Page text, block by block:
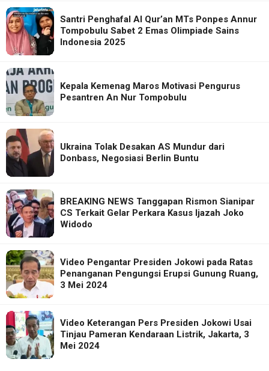
Santri Penghafal Al Qur’an MTs Ponpes Annur
Tompobulu Sabet 2 Emas Olimpiade Sains
Indonesia 2025
Kepala Kemenag Maros Motivasi Pengurus
Pesantren An Nur Tompobulu
Ukraina Tolak Desakan AS Mundur dari
Donbass, Negosiasi Berlin Buntu
BREAKING NEWS Tanggapan Rismon Sianipar
CS Terkait Gelar Perkara Kasus Ijazah Joko
Widodo
Video Pengantar Presiden Jokowi pada Ratas
Penanganan Pengungsi Erupsi Gunung Ruang,
3 Mei 2024
Video Keterangan Pers Presiden Jokowi Usai
Tinjau Pameran Kendaraan Listrik, Jakarta, 3
Mei 2024